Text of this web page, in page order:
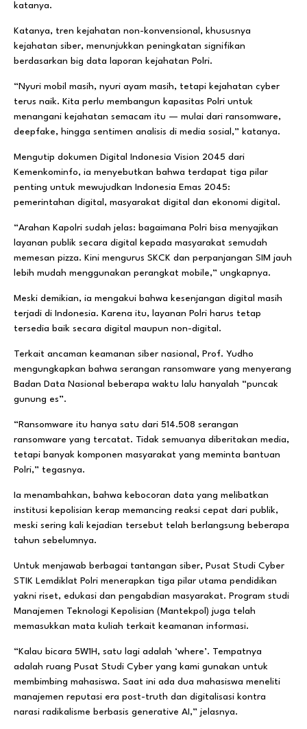
katanya.
Katanya, tren kejahatan non-konvensional, khususnya
kejahatan siber, menunjukkan peningkatan signifikan
berdasarkan big data laporan kejahatan Polri.
“Nyuri mobil masih, nyuri ayam masih, tetapi kejahatan cyber
terus naik. Kita perlu membangun kapasitas Polri untuk
menangani kejahatan semacam itu — mulai dari ransomware,
deepfake, hingga sentimen analisis di media sosial,” katanya.
Mengutip dokumen Digital Indonesia Vision 2045 dari
Kemenkominfo, ia menyebutkan bahwa terdapat tiga pilar
penting untuk mewujudkan Indonesia Emas 2045:
pemerintahan digital, masyarakat digital dan ekonomi digital.
“Arahan Kapolri sudah jelas: bagaimana Polri bisa menyajikan
layanan publik secara digital kepada masyarakat semudah
memesan pizza. Kini mengurus SKCK dan perpanjangan SIM jauh
lebih mudah menggunakan perangkat mobile,” ungkapnya.
Meski demikian, ia mengakui bahwa kesenjangan digital masih
terjadi di Indonesia. Karena itu, layanan Polri harus tetap
tersedia baik secara digital maupun non-digital.
Terkait ancaman keamanan siber nasional, Prof. Yudho
mengungkapkan bahwa serangan ransomware yang menyerang
Badan Data Nasional beberapa waktu lalu hanyalah “puncak
gunung es”.
“Ransomware itu hanya satu dari 514.508 serangan
ransomware yang tercatat. Tidak semuanya diberitakan media,
tetapi banyak komponen masyarakat yang meminta bantuan
Polri,” tegasnya.
Ia menambahkan, bahwa kebocoran data yang melibatkan
institusi kepolisian kerap memancing reaksi cepat dari publik,
meski sering kali kejadian tersebut telah berlangsung beberapa
tahun sebelumnya.
Untuk menjawab berbagai tantangan siber, Pusat Studi Cyber
STIK Lemdiklat Polri menerapkan tiga pilar utama pendidikan
yakni riset, edukasi dan pengabdian masyarakat. Program studi
Manajemen Teknologi Kepolisian (Mantekpol) juga telah
memasukkan mata kuliah terkait keamanan informasi.
“Kalau bicara 5W1H, satu lagi adalah ‘where’. Tempatnya
adalah ruang Pusat Studi Cyber yang kami gunakan untuk
membimbing mahasiswa. Saat ini ada dua mahasiswa meneliti
manajemen reputasi era post-truth dan digitalisasi kontra
narasi radikalisme berbasis generative AI,” jelasnya.